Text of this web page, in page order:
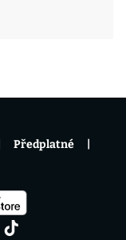
Předplatné